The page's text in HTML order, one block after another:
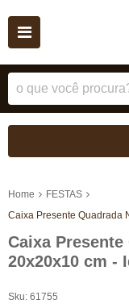
Home
FESTAS
Caixa Presente Quadrada
Caixa
20x20x10 cm -
Sku: 61755